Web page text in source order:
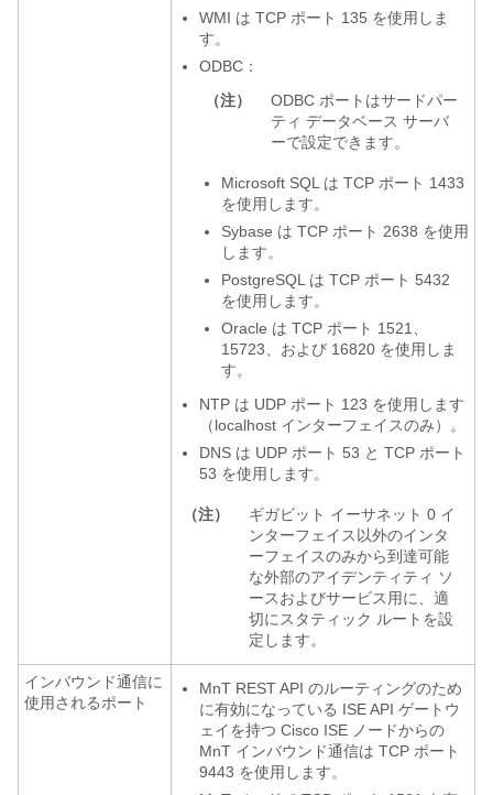
WMI は TCP ポート 135 を使用しま
す。
ODBC：
（注）
ODBC ポートはサードパー
ティ データベース サーバ
ーで設定できます。
Microsoft SQL は TCP ポート 1433
を使用します。
Sybase は TCP ポート 2638 を使用
します。
PostgreSQL は TCP ポート 5432
を使用します。
Oracle は TCP ポート 1521、
15723、および 16820 を使用しま
す。
NTP は UDP ポート 123 を使用します
（localhost インターフェイスのみ）。
DNS は UDP ポート 53 と TCP ポート
53 を使用します。
（注）
ギガビット イーサネット 0 イ
ンターフェイス以外のインタ
ーフェイスのみから到達可能
な外部のアイデンティティ ソ
ースおよびサービス用に、適
切にスタティック ルートを設
定します。
インバウンド通信に
使用されるポート
MnT REST API のルーティングのため
に有効になっている ISE API ゲートウ
ェイを持つ Cisco ISE ノードからの
MnT インバウンド通信は TCP ポート
9443 を使用します。